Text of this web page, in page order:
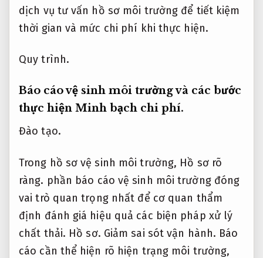
dịch vụ tư vấn hồ sơ môi trường để tiết kiệm
thời gian và mức chi phí khi thực hiện.
Quy trình.
Báo cáo vệ sinh môi trường và các bước
thực hiện Minh bạch chi phí.
Đào tạo.
Trong hồ sơ vệ sinh môi trường, Hồ sơ rõ
ràng. phần báo cáo vệ sinh môi trường đóng
vai trò quan trọng nhất để cơ quan thẩm
định đánh giá hiệu quả các biện pháp xử lý
chất thải. Hồ sơ. Giảm sai sót vận hành. Báo
cáo cần thể hiện rõ hiện trạng môi trường,